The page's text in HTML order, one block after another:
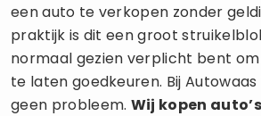
een auto te verkopen zonder
praktijk is dit een groot
normaal gezien verplicht bent
te laten goedkeuren. Bij
geen probleem. Wij kopen